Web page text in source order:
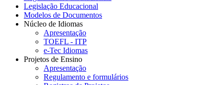
Legislação Educacional
Modelos de Documentos
Núcleo de Idiomas
Apresentação
TOEFL - ITP
e-Tec Idiomas
Projetos de Ensino
Apresentação
Regulamento e formulários